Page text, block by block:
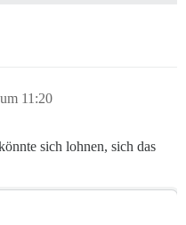
11:20
sich lohnen, sich das